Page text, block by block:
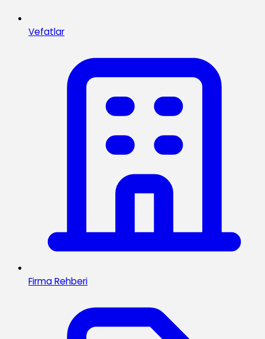
Vefatlar
Firma Rehberi